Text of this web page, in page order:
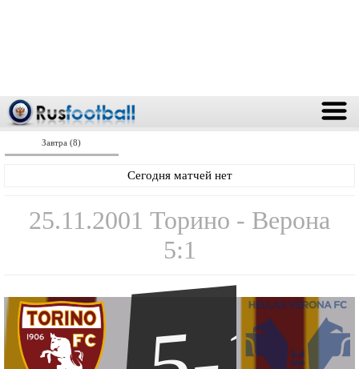
Завтра (8)
Сегодня матчей нет
25.11.2001 Торино - Верона
5:1